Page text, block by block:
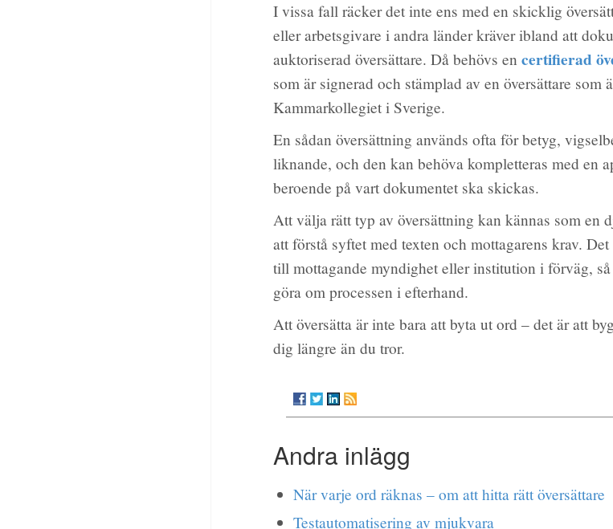
I vissa fall räcker det inte ens med en skicklig
eller arbetsgivare i andra länder kräver ibland att
auktoriserad översättare. Då behövs en certifierad
som är signerad och stämplad av en översättare som
Kammarkollegiet i Sverige.
En sådan översättning används ofta för betyg,
liknande, och den kan behöva kompletteras med en
beroende på vart dokumentet ska skickas.
Att välja rätt typ av översättning kan kännas som en
att förstå syftet med texten och mottagarens krav.
till mottagande myndighet eller institution i förväg,
göra om processen i efterhand.
Att översätta är inte bara att byta ut ord – det är att
dig längre än du tror.
Andra inlägg
När varje ord räknas – om att hitta rätt översättare
Testautomatisering av mjukvara